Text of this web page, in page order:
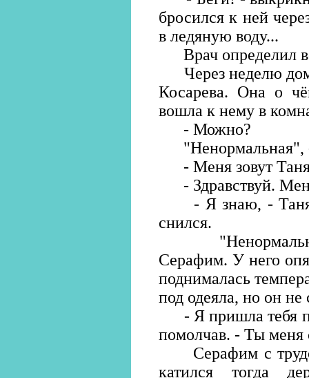
бросился к ней
в ледяную воду...
Врач определил
Через неделю
Косарева. Она о
вошла к нему в
- Можно?
"Ненормальная",
- Меня зовут
- Здравствуй.
- Я знаю, - Таня
снился.
Серафим. У него
поднималась
под одеяла, но он не
- Я пришла тебя
помолчав. - Ты меня
Серафим с
катился тогда